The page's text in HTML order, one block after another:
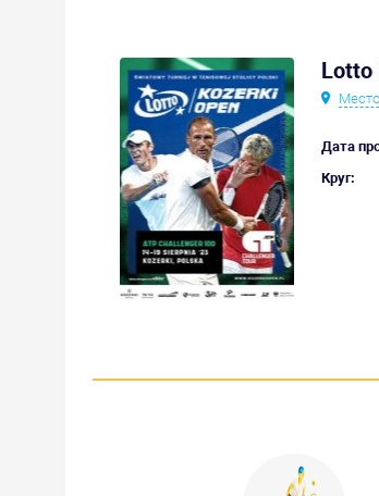
Lotto
Дата
Круг: